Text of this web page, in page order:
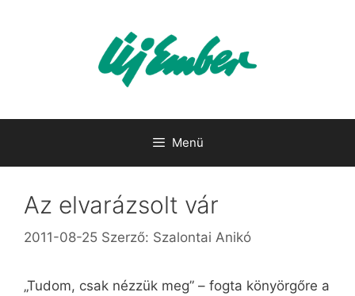
Menü
Az elvarázsolt vár
2011-08-25 Szerző: Szalontai Anikó
„Tudom, csak nézzük meg” – fogta könyörgőre a